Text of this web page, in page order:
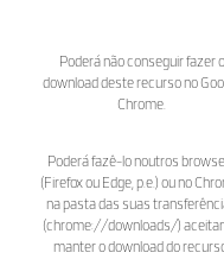
Poderá não conseguir fazer o
download deste recurso no
Chrome.
Poderá fazê-lo noutros
(Firefox ou Edge, p.e.) ou no
na pasta das suas
(chrome://downloads/)
manter o download do